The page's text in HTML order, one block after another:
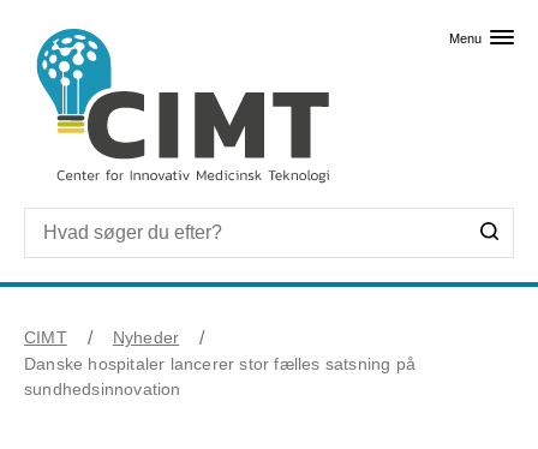
Menu
CIMT
Nyheder
Danske hospitaler lancerer stor fælles satsning på
sundhedsinnovation